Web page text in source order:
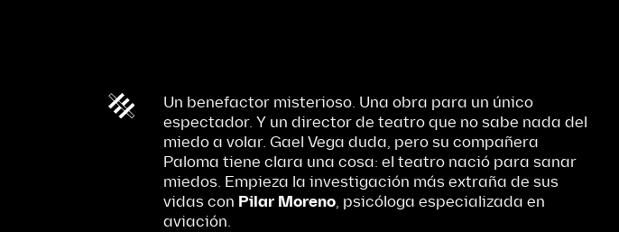
Un benefactor misterioso. Una obra para un único
espectador. Y un director de teatro que no sabe nada del
miedo a volar. Gael Vega duda, pero su compañera
Paloma tiene clara una cosa: el teatro nació para sanar
miedos. Empieza la investigación más extraña de sus
vidas con Pilar Moreno, psicóloga especializada en
aviación.